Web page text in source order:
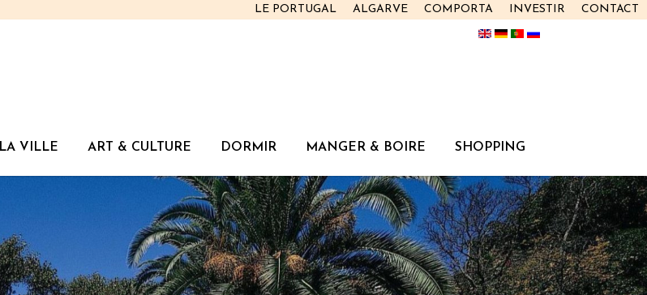
CONTACT
INVESTIR
COMPORTA
ALGARVE
LE PORTUGAL
LA VILLE ART & CULTURE DORMIR MANGER & BOIRE SHOPPING